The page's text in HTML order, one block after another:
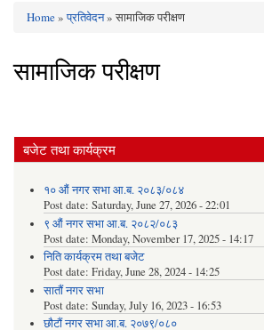
You are here
Home»प्रतिवेदन» सामाजिक परीक्षण
सामाजिक परीक्षण
बजेट तथा कार्यक्रम
१० औं नगर सभा आ.ब. २०८३/०८४
Post date: Saturday, June 27, 2026 - 22:01
९ औं नगर सभा आ.ब. २०८२/०८३
Post date: Monday, November 17, 2025 - 14:17
निति कार्यक्रम तथा बजेट
Post date: Friday, June 28, 2024 - 14:25
सातौं नगर सभा
Post date: Sunday, July 16, 2023 - 16:53
छौटौं नगर सभा आ.ब. २०७९/०८०